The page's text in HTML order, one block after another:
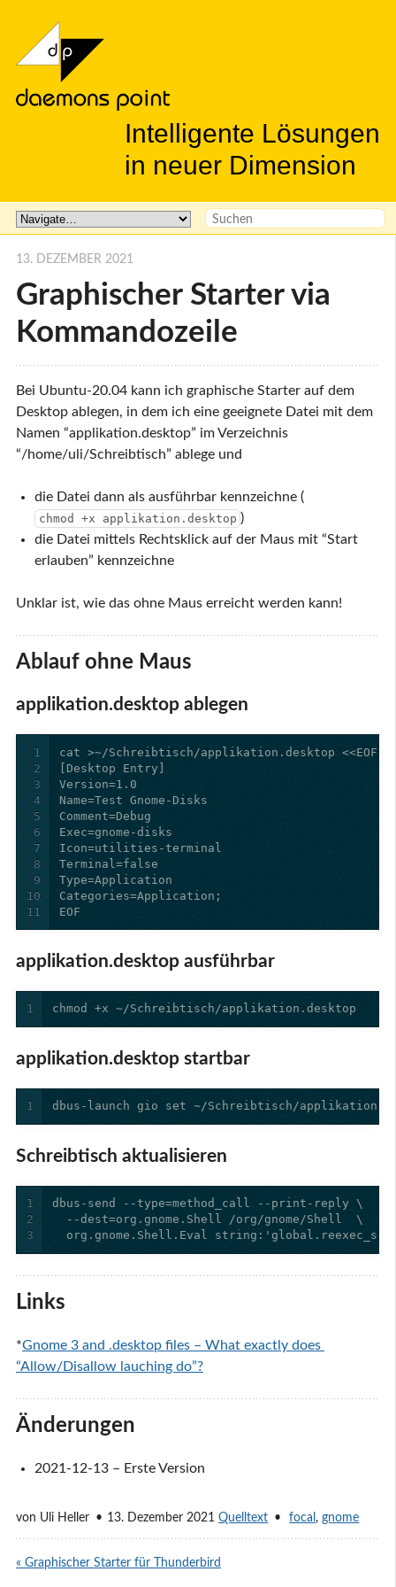
Intelligente Lösungen
in neuer Dimension
Graphischer Starter via
Kommandozeile
13. DEZEMBER 2021
Bei Ubuntu-20.04 kann ich graphische Starter auf dem
Desktop ablegen, in dem ich eine geeignete Datei mit dem
Namen “applikation.desktop” im Verzeichnis
“/home/uli/Schreibtisch” ablege und
die Datei dann als ausführbar kennzeichne (
chmod +x applikation.desktop )
die Datei mittels Rechtsklick auf der Maus mit “Start
erlauben” kennzeichne
Unklar ist, wie das ohne Maus erreicht werden kann!
Ablauf ohne Maus
applikation.desktop ablegen
1
2
3
4
5
6
7
8
9
10
11
EOF
applikation.desktop ausführbar
1 chmod +x ~/Schreibtisch/applikation.desktop
applikation.desktop startbar
1 dbus-launch gio set ~/Schreibtisch/
Schreibtisch aktualisieren
1
2
3
org.gnome.Shell.Eval
Links
*Gnome 3 and .desktop files – What exactly does
“Allow/Disallow lauching do”?
Änderungen
2021-12-13 – Erste Version
von Uli Heller 13. Dezember 2021 Quelltext focal,gnome
« Graphischer Starter für Thunderbird